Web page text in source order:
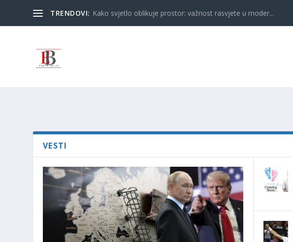
TRENDOVI: Kako svjetlo oblikuje prostor: važnost rasvjete u moder...
VESTI